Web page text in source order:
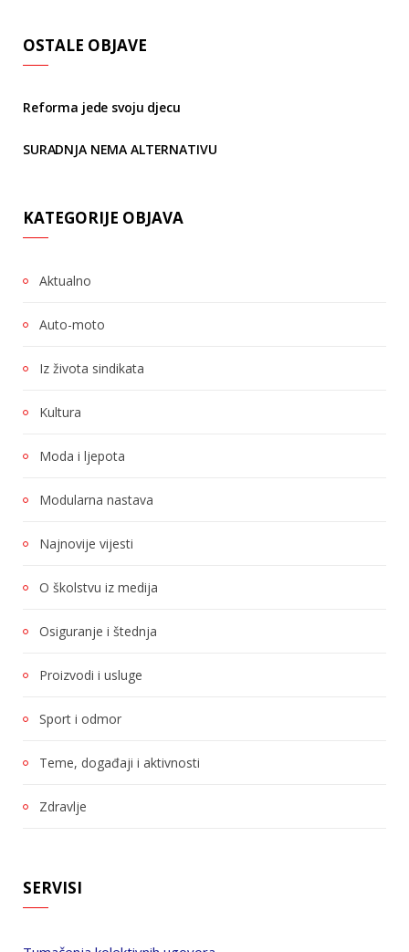
OSTALE OBJAVE
Reforma jede svoju djecu
SURADNJA NEMA ALTERNATIVU
KATEGORIJE OBJAVA
Aktualno
Auto-moto
Iz života sindikata
Kultura
Moda i ljepota
Modularna nastava
Najnovije vijesti
O školstvu iz medija
Osiguranje i štednja
Proizvodi i usluge
Sport i odmor
Teme, događaji i aktivnosti
Zdravlje
SERVISI